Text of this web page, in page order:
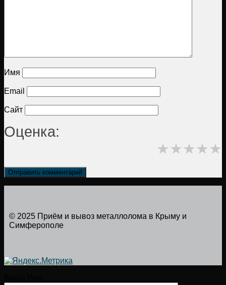
Имя
Email
Сайт
Оценка:
★
★
★
★
★
© 2025 Приём и вывоз металлолома в Крыму и
Симферополе